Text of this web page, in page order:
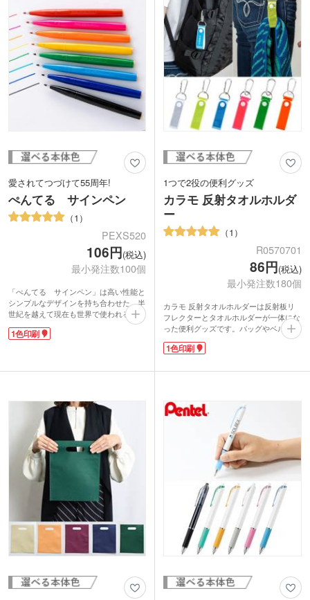
活用いただけます。
愛されてつづけて55周年!
ぺんてる サインペン
1
PEXS520
106円(税込)
最小発注数100個
「ぺんてる サインペン」は高い性能と
シンプルなデザインを持ち合わせた、半
世紀を越えて現在も世界で使われる究極
いつも身近に置いておきたい使いやすさ
36代アメリカ合衆国大統領まで愛用した
それもそのはず、なめらかなタッチの繊
維ペン先で、ほどよい筆記線の幅は0.8
ミリ。カレンダーのコマやノートの罫線
でもはみ出ず、するすると気持ちの良い
書き心地。スタッフも愛用する絶対おす
すめ品です。
インクは黒・赤・青・緑・橙・黄色・桃
色・空色のカラフルな8色。再生プラス
チック利用率83%の地球にも優しいエコ
商品です。
動画提供 : ぺんてる公式チャンネル
1色印刷
1つで2役の便利グッズ
カラモ 反射タオルホルダ
ー
1
R0570701
86円(税込)
最小発注数180個
カラモ 反射タオルホルダーは反射板リ
フレクターとタオルホルダーが一体にな
った便利グッズです。バッグやベルトル
ープに簡単につけられるカラビナ付き
で、工事現場や外での作業時に大活躍!
しておけば、すぐに使えます。リフレク
1色名入れをして、交通安全のイベント
やスポーツイベントで配布するのがおす
すめです。外出先でも頻繁に手洗いをす
る今の時代にぴったりな、タオルの持ち
運びに便利なノベルティ。ポストインも
可能でDMとして送ることもできます。
1色印刷